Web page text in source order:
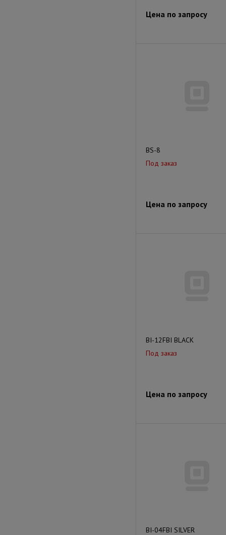
Цена по запросу
BS-8
Под заказ
Цена по запросу
BI-12FBI BLACK
Под заказ
Цена по запросу
BI-04FBI SILVER